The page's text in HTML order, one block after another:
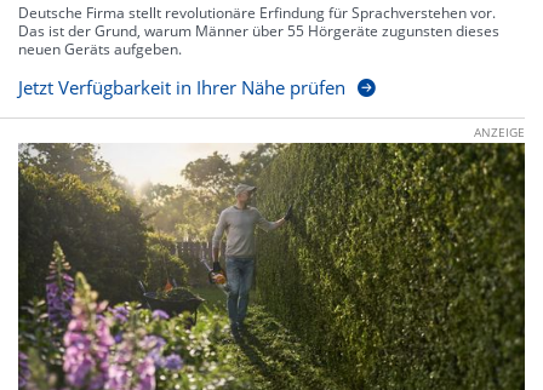
Deutsche Firma stellt revolutionäre Erfindung für Sprachverstehen vor.
Das ist der Grund, warum Männer über 55 Hörgeräte zugunsten dieses
neuen Geräts aufgeben.
Jetzt Verfügbarkeit in Ihrer Nähe prüfen
ANZEIGE